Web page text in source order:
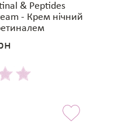
& Peptides
- Крем нічний